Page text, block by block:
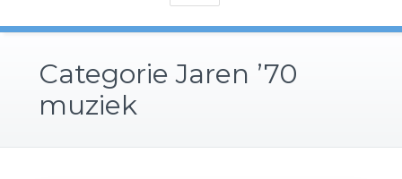
Categorie Jaren ’70
muziek